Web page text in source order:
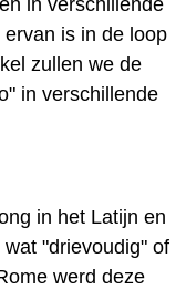
in verschillende
is in de loop
zullen we de
in verschillende
in het Latijn en
"drievoudig" of
werd deze